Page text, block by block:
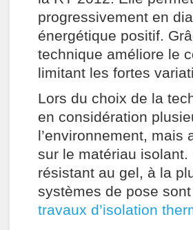
progressivement en
énergétique positif.
technique améliore le
limitant les fortes
Lors du choix de la
en considération
l’environnement,
sur le matériau
résistant au gel, à la
systèmes de pose
travaux d’isolation